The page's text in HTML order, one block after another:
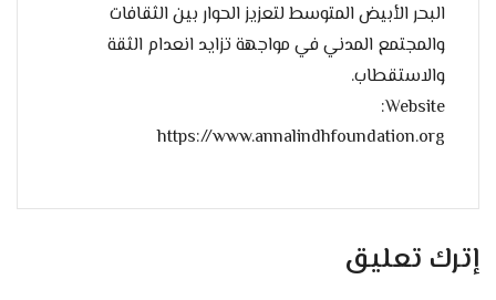
البحر الأبيض المتوسط ​​لتعزيز الحوار بين الثقافات
والمجتمع المدني في مواجهة تزايد انعدام الثقة
والاستقطاب.
Website:
https://www.annalindhfoundation.org
إترك تعليق